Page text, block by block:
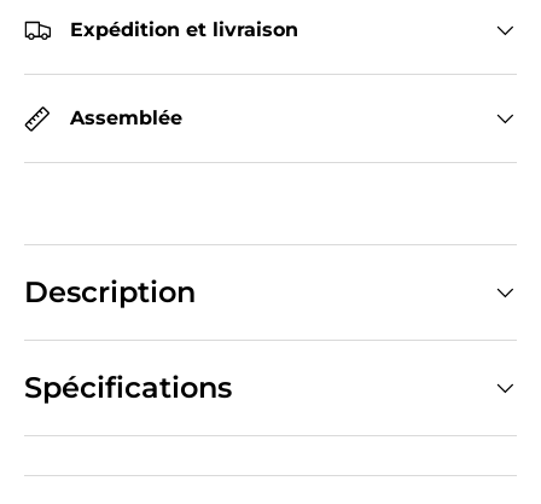
Expédition et livraison
Assemblée
Description
Spécifications